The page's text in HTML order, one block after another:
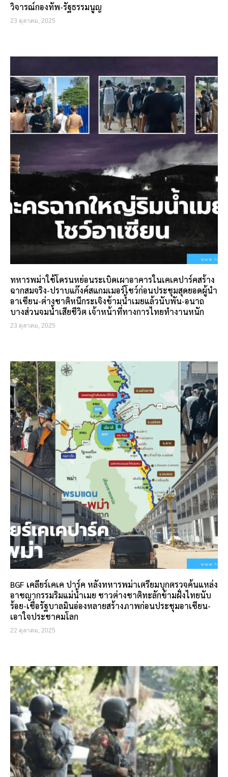
วิจารณ์กองทัพ-รัฐธรรมนูญ
23 ตุลาคม, 2025
ทหารพม่าใช้โดรนหย่อนระเบิดเผาอาคารในเคเคปาร์คสร้าง
ฉากสมจริง-ปราบแก๊งค์สแกมเมอร์โชว์ก่อนประชุมสุดยอดผู้นำ
อาเซียน-ต่างชาติหนีกระเจิงข้ามน้ำเมยแล้วนับพัน-อนาถ
บางส่วนจมน้ำเสียชีวิต เจ้าหน้าที่ทางการไทยทำงานหนัก
23 ตุลาคม, 2025
BGF เคลียร์เคเค ปาร์ค หลังทหารพม่าเตรียมบุกตรวจค้นแหล่ง
อาชญากรรมริมแม่น้ำเมย ชาวต่างชาติทะลักข้ามฝั่งไทยนับ
ร้อย-เชื่อรัฐบาลมินอ่องหลายสร้างภาพก่อนประชุมอาเซียน-
เอาใจประชาคมโลก
22 ตุลาคม, 2025